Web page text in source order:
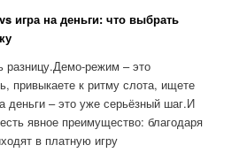
игра на деньги: что выбрать
разницу.Демо-режим – это
привыкаете к ритму слота, ищете
деньги – это уже серьёзный шаг.И
явное преимущество: благодаря
в платную игру